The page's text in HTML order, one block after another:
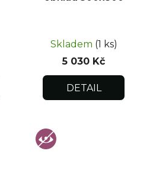
Skladem (1 ks)
5 030 Kč
DETAIL